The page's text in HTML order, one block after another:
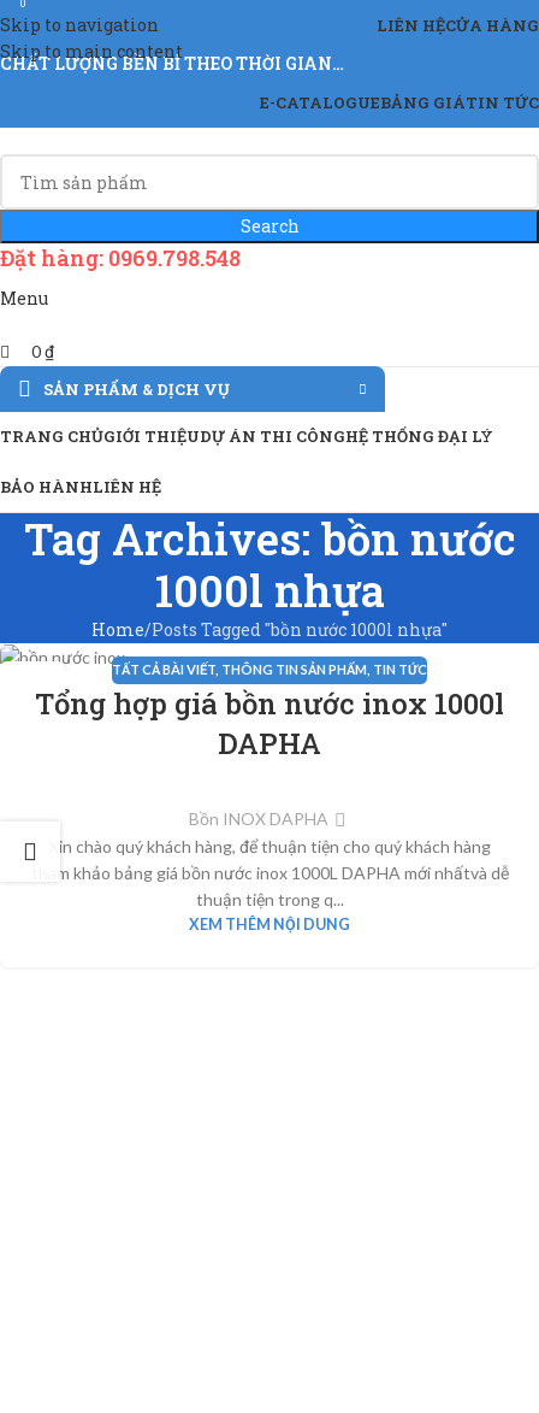
Skip to navigation
Skip to main content
LIÊN HỆCỬA HÀNG
CHẤT LƯỢNG BỀN BỈ THEO THỜI GIAN…
E-CATALOGUEBẢNG GIÁTIN TỨC
Search
Đặt hàng: 0969.798.548
Menu
0
0₫
SẢN PHẨM & DỊCH VỤ
TRANG CHỦGIỚI THIỆUDỰ ÁN THI CÔNGHỆ THỐNG ĐẠI LÝ
BẢO HÀNHLIÊN HỆ
Tag Archives: bồn nước
1000l nhựa
Home Posts Tagged "bồn nước 1000l nhựa"
TH3
TẤT CẢ BÀI VIẾT THÔNG TIN SẢN PHẨM TIN TỨC
Tổng hợp giá bồn nước inox 1000l
DAPHA
Bồn INOX DAPHA
Xin chào quý khách hàng, để thuận tiện cho quý khách hàng
tham khảo bảng giá bồn nước inox 1000L DAPHA mới nhấtvà dễ
thuận tiện trong q...
XEM THÊM NỘI DUNG